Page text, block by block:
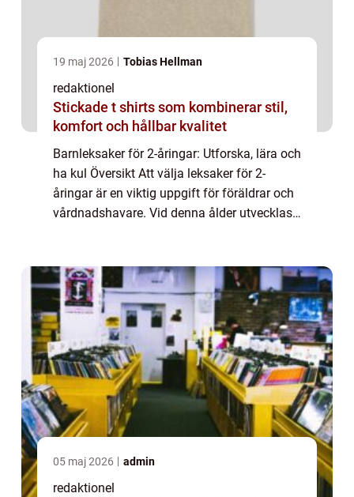
19 maj 2026 Tobias Hellman
redaktionel
Stickade t shirts som kombinerar stil,
komfort och hållbar kvalitet
Barnleksaker för 2-åringar: Utforska, lära och
ha kul Översikt Att välja leksaker för 2-
åringar är en viktig uppgift för föräldrar och
vårdnadshavare. Vid denna ålder utvecklas
05 maj 2026 admin
redaktionel